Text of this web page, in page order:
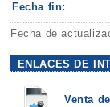
Fecha fin:
Fecha de
ENLACES DE
Venta